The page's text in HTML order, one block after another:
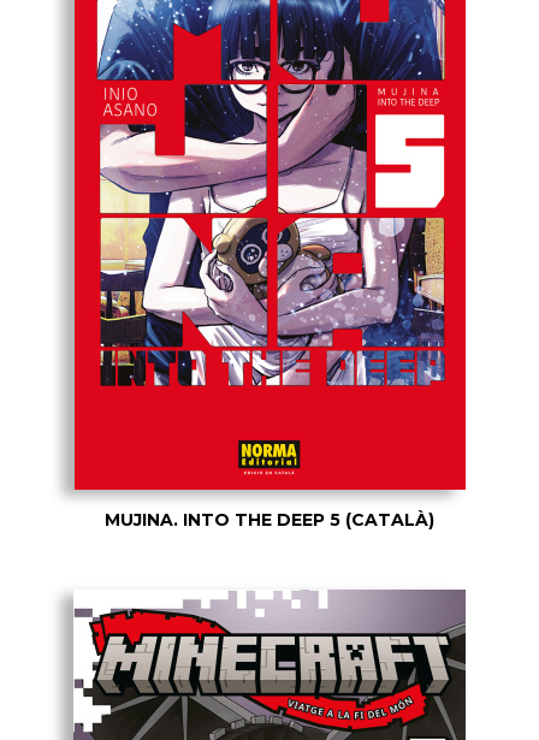
MUJINA. INTO THE DEEP 5 (CATALÀ)